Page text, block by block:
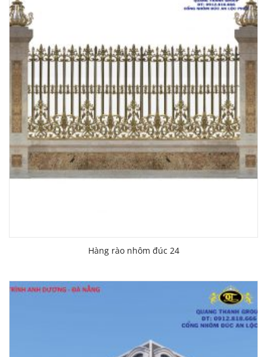
Hàng rào nhôm đúc 24